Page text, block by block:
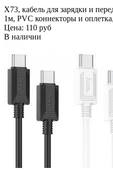
X73, кабель для зарядки и
1м, PVC коннекторы и
Цена: 110 руб
В наличии